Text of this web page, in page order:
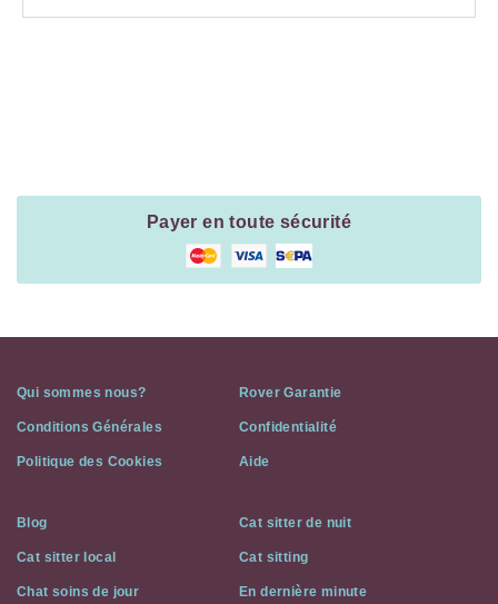
Payer en toute sécurité
Qui sommes nous? Rover Garantie
Conditions Générales Confidentialité
Politique des Cookies Aide
Blog Cat sitter de nuit
Cat sitter local Cat sitting
Chat soins de jour En dernière minute